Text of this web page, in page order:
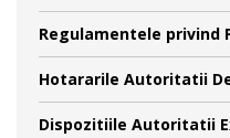
Regulamentele privind
Hotararile Autoritatii
Dispozitiile Autoritatii